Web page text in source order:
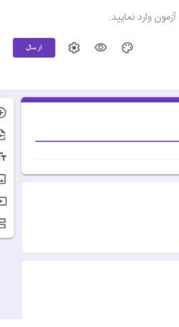
وارد نمایید.